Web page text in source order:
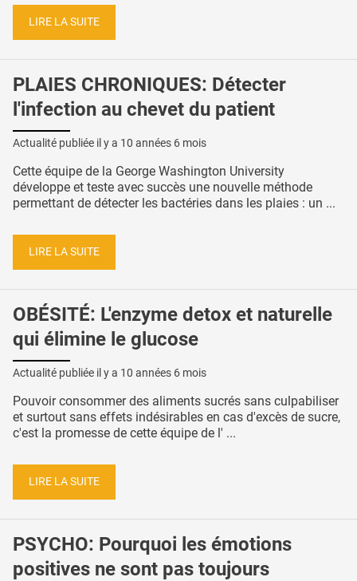
LIRE LA SUITE
PLAIES CHRONIQUES: Détecter
l'infection au chevet du patient
Actualité publiée il y a 10 années 6 mois
Cette équipe de la George Washington University
développe et teste avec succès une nouvelle méthode
permettant de détecter les bactéries dans les plaies : un ...
LIRE LA SUITE
OBÉSITÉ: L'enzyme detox et naturelle
qui élimine le glucose
Actualité publiée il y a 10 années 6 mois
Pouvoir consommer des aliments sucrés sans culpabiliser
et surtout sans effets indésirables en cas d'excès de sucre,
c'est la promesse de cette équipe de l' ...
LIRE LA SUITE
PSYCHO: Pourquoi les émotions
positives ne sont pas toujours